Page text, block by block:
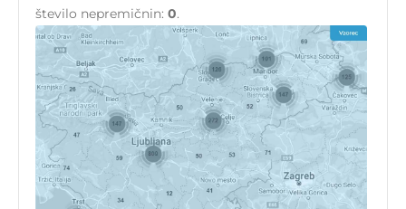
število nepremičnin: 0.